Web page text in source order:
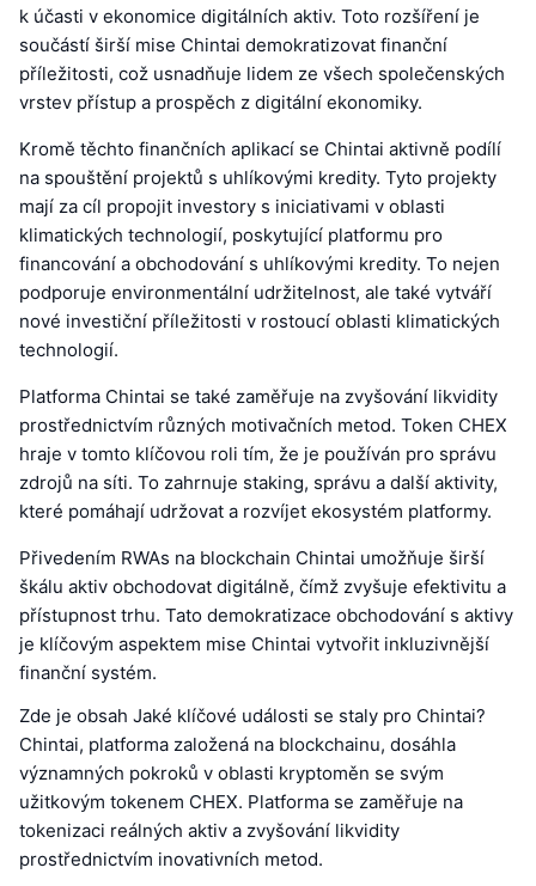
k účasti v ekonomice digitálních aktiv. Toto rozšíření je
součástí širší mise Chintai demokratizovat finanční
příležitosti, což usnadňuje lidem ze všech společenských
vrstev přístup a prospěch z digitální ekonomiky.
Kromě těchto finančních aplikací se Chintai aktivně podílí
na spouštění projektů s uhlíkovými kredity. Tyto projekty
mají za cíl propojit investory s iniciativami v oblasti
klimatických technologií, poskytující platformu pro
financování a obchodování s uhlíkovými kredity. To nejen
podporuje environmentální udržitelnost, ale také vytváří
nové investiční příležitosti v rostoucí oblasti klimatických
technologií.
Platforma Chintai se také zaměřuje na zvyšování likvidity
prostřednictvím různých motivačních metod. Token CHEX
hraje v tomto klíčovou roli tím, že je používán pro správu
zdrojů na síti. To zahrnuje staking, správu a další aktivity,
které pomáhají udržovat a rozvíjet ekosystém platformy.
Přivedením RWAs na blockchain Chintai umožňuje širší
škálu aktiv obchodovat digitálně, čímž zvyšuje efektivitu a
přístupnost trhu. Tato demokratizace obchodování s aktivy
je klíčovým aspektem mise Chintai vytvořit inkluzivnější
finanční systém.
Zde je obsah Jaké klíčové události se staly pro Chintai?
Chintai, platforma založená na blockchainu, dosáhla
významných pokroků v oblasti kryptoměn se svým
užitkovým tokenem CHEX. Platforma se zaměřuje na
tokenizaci reálných aktiv a zvyšování likvidity
prostřednictvím inovativních metod.